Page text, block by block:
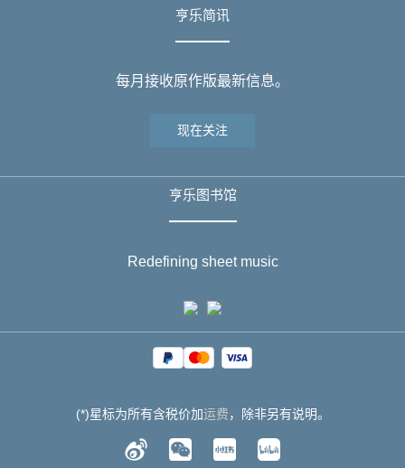
亨乐简讯
每月接收原作版最新信息。
现在关注
亨乐图书馆
Redefining sheet music
(*)星标为所有含税价加运费，除非另有说明。